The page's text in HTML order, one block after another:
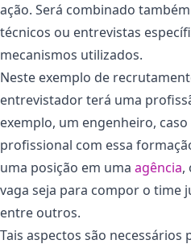
ação. Será combinado
técnicos ou entrevistas
mecanismos utilizados.
Neste exemplo de
entrevistador terá uma
exemplo, um engenheiro,
profissional com essa
uma posição em uma agência,
vaga seja para compor o time
entre outros.
Tais aspectos são